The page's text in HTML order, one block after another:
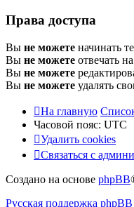
Права доступа
Вы не можете начинать
Вы не можете отвечать
Вы не можете
Вы не можете удалять
На главную
Часовой пояс: UTC
Удалить cookies
Связаться с
Создано на основе phpBB
Русская поддержка phpBB